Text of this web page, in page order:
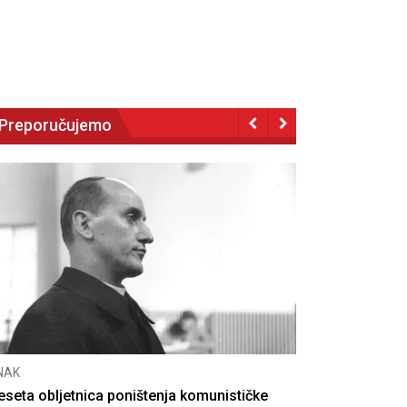
Preporučujemo
obljetnica poništenja komunističke